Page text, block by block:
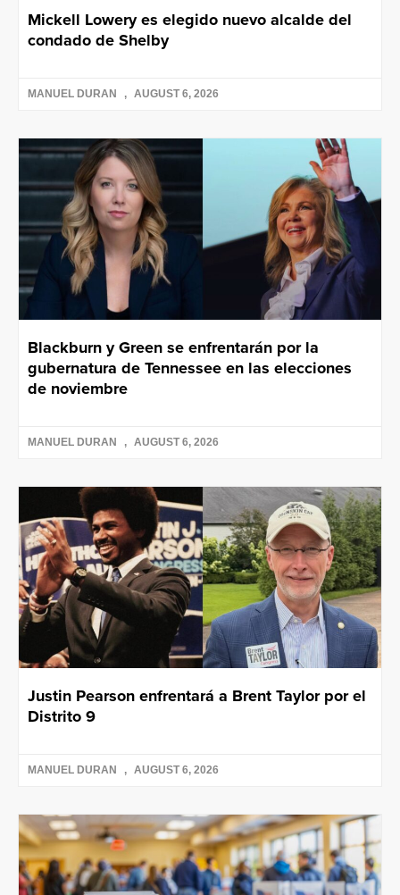
Mickell Lowery es elegido nuevo alcalde del
condado de Shelby
MANUEL DURAN AUGUST 6, 2026
Blackburn y Green se enfrentarán por la
gubernatura de Tennessee en las elecciones
de noviembre
MANUEL DURAN AUGUST 6, 2026
Justin Pearson enfrentará a Brent Taylor por el
Distrito 9
MANUEL DURAN AUGUST 6, 2026